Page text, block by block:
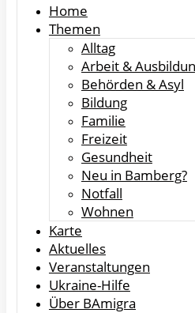
Home
Themen
Alltag
Arbeit &
Behörden & Asyl
Bildung
Familie
Freizeit
Gesundheit
Neu in Bamberg?
Notfall
Wohnen
Karte
Aktuelles
Veranstaltungen
Ukraine-Hilfe
Über BAmigra